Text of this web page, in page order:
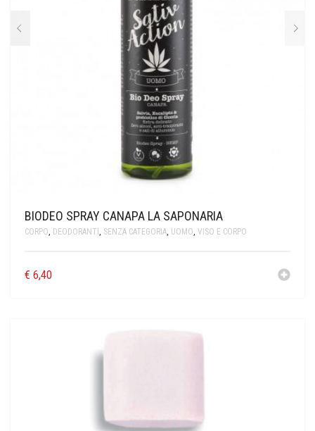
BIODEO SPRAY CANAPA LA SAPONARIA
CORPO, DEODORANTI , SENZA CATEGORIA, UOMO, VISO E CORPO
€ 6,40